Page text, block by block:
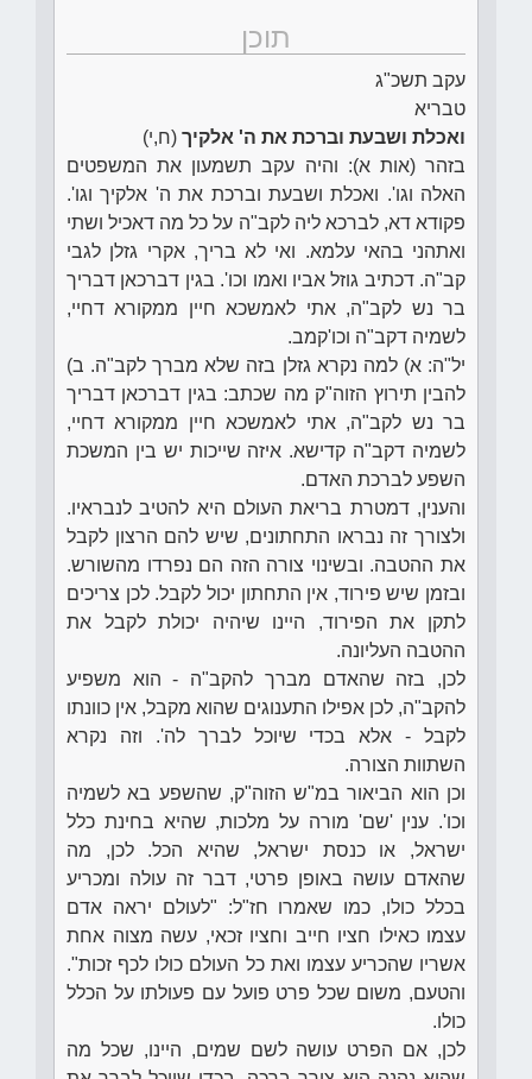
תוכן
עקב תשכ"ג
טבריא
ואכלת ושבעת וברכת את ה' אלקיך (ח,י)
בזהר (אות א): והיה עקב תשמעון את המשפטים
האלה וגו'. ואכלת ושבעת וברכת את ה' אלקיך וגו'.
פקודא דא, לברכא ליה לקב"ה על כל מה דאכיל ושתי
ואתהני בהאי עלמא. ואי לא בריך, אקרי גזלן לגבי
קב"ה. דכתיב גוזל אביו ואמו וכו'. בגין דברכאן דבריך
בר נש לקב"ה, אתי לאמשכא חיין ממקורא דחיי,
לשמיה דקב"ה וכו'קמב.
יל"ה: א) למה נקרא גזלן בזה שלא מברך לקב"ה. ב)
להבין תירוץ הזוה"ק מה שכתב: בגין דברכאן דבריך
בר נש לקב"ה, אתי לאמשכא חיין ממקורא דחיי,
לשמיה דקב"ה קדישא. איזה שייכות יש בין המשכת
השפע לברכת האדם.
והענין, דמטרת בריאת העולם היא להטיב לנבראיו.
ולצורך זה נבראו התחתונים, שיש להם הרצון לקבל
את ההטבה. ובשינוי צורה הזה הם נפרדו מהשורש.
ובזמן שיש פירוד, אין התחתון יכול לקבל. לכן צריכים
לתקן את הפירוד, היינו שיהיה יכולת לקבל את
ההטבה העליונה.
לכן, בזה שהאדם מברך להקב"ה - הוא משפיע
להקב"ה, לכן אפילו התענוגים שהוא מקבל, אין כוונתו
לקבל - אלא בכדי שיוכל לברך לה'. וזה נקרא
השתוות הצורה.
וכן הוא הביאור במ"ש הזוה"ק, שהשפע בא לשמיה
וכו'. ענין 'שם' מורה על מלכות, שהיא בחינת כלל
ישראל, או כנסת ישראל, שהיא הכל. לכן, מה
שהאדם עושה באופן פרטי, דבר זה עולה ומכריע
בכלל כולו, כמו שאמרו חז"ל: "לעולם יראה אדם
עצמו כאילו חציו חייב וחציו זכאי, עשה מצוה אחת
אשריו שהכריע עצמו ואת כל העולם כולו לכף זכות".
והטעם, משום שכל פרט פועל עם פעולתו על הכלל
כולו.
לכן, אם הפרט עושה לשם שמים, היינו, שכל מה